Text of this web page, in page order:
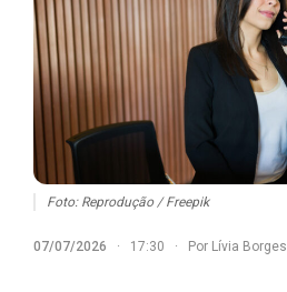
Foto: Reprodução / Freepik
07/07/2026 · 17:30 · Por Lívia Borges